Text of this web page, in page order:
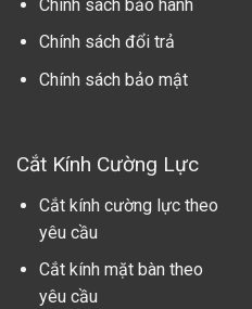
Chính sách bảo hành
Chính sách đổi trả
Chính sách bảo mật
Cắt Kính Cường Lực
Cắt kính cường lực theo
yêu cầu
Cắt kính mặt bàn theo
yêu cầu